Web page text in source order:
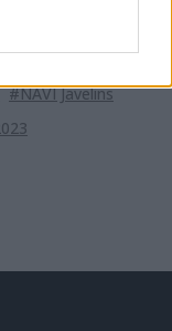
#NAVI Javelins